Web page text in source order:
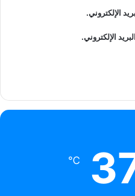
الإلكتروني.
الإلكتروني.
℃